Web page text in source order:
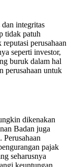
integritas
tidak patuh
perusahaan
seperti investor,
buruk dalam hal
perusahaan untuk
dikenakan
Badan juga
pajak
seharusnya
keuntungan